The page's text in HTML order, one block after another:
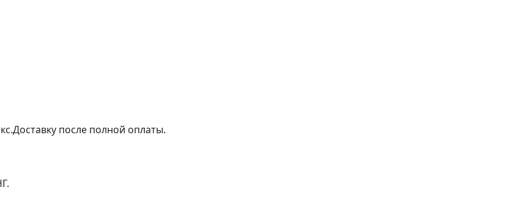
после полной оплаты.